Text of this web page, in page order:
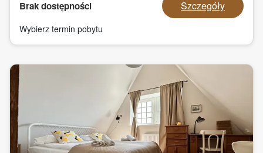
Brak dostępności Szczegóły
Wybierz termin pobytu